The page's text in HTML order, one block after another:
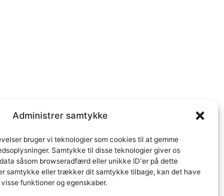
Administrer samtykke
bruger vi teknologier som cookies til at gemme
Samtykke til disse teknologier giver os
såsom browseradfærd eller unikke ID'er på dette
samtykke eller trækker dit samtykke tilbage, kan det have
funktioner og egenskaber.